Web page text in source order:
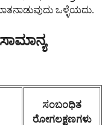
ಒಳ್ಳೆಯದು.
ಸಂಬಂಧಿತ
ರೋಗಲಕ್ಷಣಗಳು